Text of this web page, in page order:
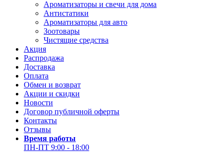
Ароматизаторы и свечи для дома
Антистатики
Ароматизаторы для авто
Зоотовары
Чистящие средства
Акция
Распродажа
Доставка
Оплата
Обмен и возврат
Акции и скидки
Новости
Договор публичной оферты
Контакты
Отзывы
Время работы
ПН-ПТ 9:00 - 18:00